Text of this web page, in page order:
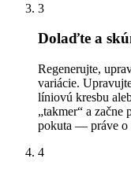
3
Dolaďte a
Regenerujte,
variácie.
líniovú kresbu
„takmer“ a začne
pokuta — práve o
4